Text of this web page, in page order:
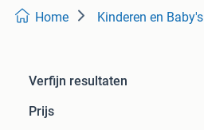
Home Kinderen en Baby's
Verfijn resultaten
Prijs